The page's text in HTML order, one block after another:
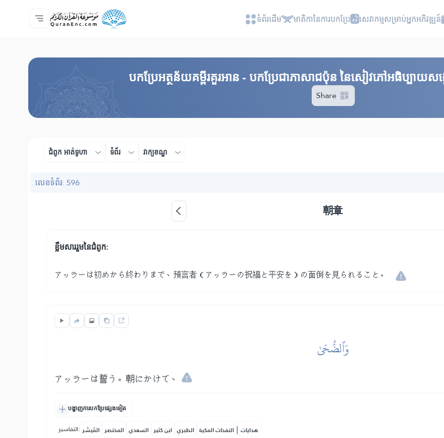
ទំព័រ​ដេីម
មាតិកានៃការបកប្រែ
Audio
សេវាកម្មសម្រាប់អ្នកអភិវឌ្ឍន៍ - API
អំពី​គម្រោង
ទំនាក់ទំងមកកាន់យើងខ្ញុំ
ភាសា ទំព័រ​ដេីម មាតិកានៃការបកប្រែ សេវាកម្មសម្រាប់អ្នកអភិវឌ្ឍន៍
បកប្រែអត្ថន័យគម្ពីរគួរអាន - បកប្រែជាភាសាជប៉ុន នៃសៀវភៅអធិប្បាយសង្
Share
ជំពូក​ អាត់ទូហា ទំព័រ វាក្យខណ្ឌ
លេខ​ទំព័រ: 596
朝章
ខ្លឹមសាររួមនៃជំពូក:
アッラーは初めから終わりまで、預言者（アッラーの祝福と平安を）の面倒を見られること。
وَٱلضُّحَىٰ
アッラーは誓う。朝にかけて、
បង្ហាញការបកប្រែផ្សេងទៀត
التفاسير: المُيسَّر المختصر السعدي ابن كثير الطبري النفحات المكية | هدايات